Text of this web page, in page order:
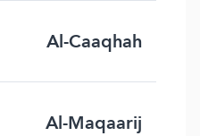
Al-Caaqhah
Al-Maqaarij